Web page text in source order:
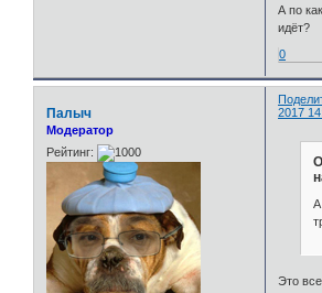
А по
идёт?
0
2017
Палыч
Модератор
Рейтинг:
А
Это